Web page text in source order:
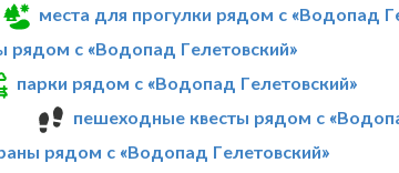
места для прогулки рядом с «Водопад
рядом с «Водопад Гелетовский»
парки рядом с «Водопад Гелетовский»
пешеходные квесты рядом с
рядом с «Водопад Гелетовский»